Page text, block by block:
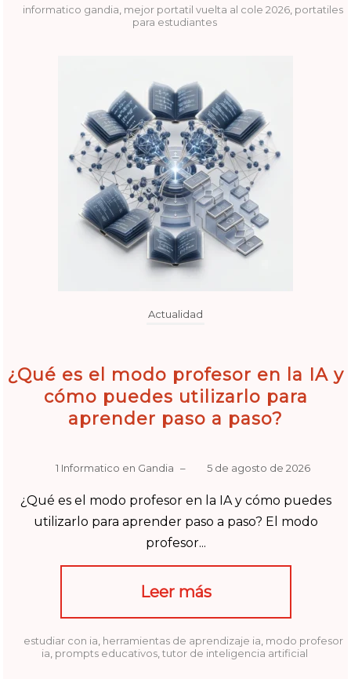
informatico gandia mejor portatil vuelta al cole 2026 portatiles
para estudiantes
Actualidad
¿Qué es el modo profesor en la IA y
cómo puedes utilizarlo para
aprender paso a paso?
1 Informatico en Gandia – 5 de agosto de 2026
¿Qué es el modo profesor en la IA y cómo puedes
utilizarlo para aprender paso a paso? El modo
profesor...
Leer más
estudiar con ia herramientas de aprendizaje ia modo profesor
ia prompts educativos, tutor de inteligencia artificial